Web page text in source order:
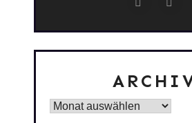
Archiv